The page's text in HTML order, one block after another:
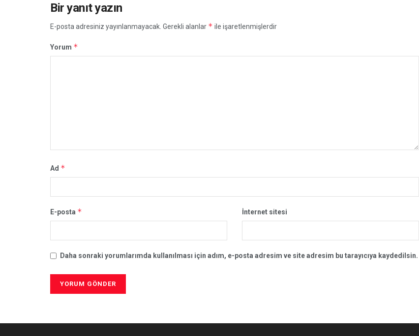
Bir yanıt yazın
E-posta adresiniz yayınlanmayacak. Gerekli alanlar * ile işaretlenmişlerdir
Yorum *
Ad *
E-posta * İnternet sitesi
Daha sonraki yorumlarımda kullanılması için adım, e-posta adresim ve site adresim bu tarayıcıya kaydedilsin.